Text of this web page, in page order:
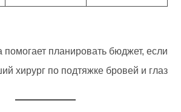
помогает планировать бюджет, если
хирург по подтяжке бровей и глаз.